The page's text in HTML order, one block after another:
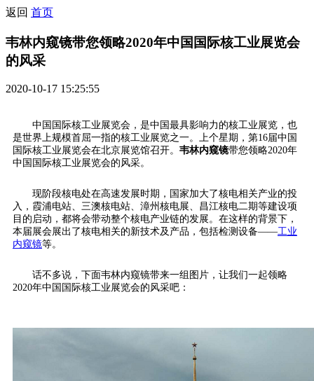
返回 首页
韦林内窥镜带您领略2020年中国国际核工业展览会
的风采
2020-10-17 15:25:55
中国国际核工业展览会，是中国最具影响力的核工业展览，也
是世界上规模首屈一指的核工业展览之一。上个星期，第16届中国
国际核工业展览会在北京展览馆召开。 韦林内窥镜带您领略2020年
中国国际核工业展览会的风采。
现阶段核电处在高速发展时期，国家加大了核电相关产业的投
入，霞浦电站、三澳核电站、漳州核电展、昌江核电二期等建设项
目的启动，都将会带动整个核电产业链的发展。在这样的背景下，
本届展会展出了核电相关的新技术及产品，包括检测设备——工业
内窥镜等。
话不多说，下面韦林内窥镜带来一组图片，让我们一起领略
2020年中国国际核工业展览会的风采吧：